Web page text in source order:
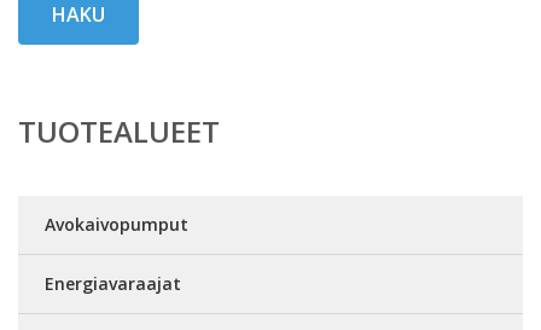
HAKU
TUOTEALUEET
Avokaivopumput
Energiavaraajat